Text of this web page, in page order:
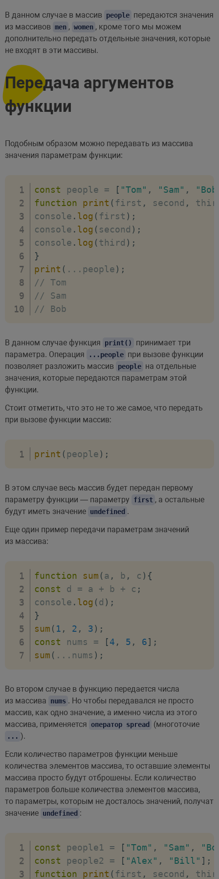
В данном случае в массив people передаются значения
из массивов men , women , кроме того мы можем
дополнительно передать отдельные значения, которые
не входят в эти массивы.
Передача аргументов
функции
Подобным образом можно передавать из массива
значения параметрам функции:
const people = [ "Tom" , "Sam" ,
function
print ( first , second ,
console . log ( first ) ;
console . log ( second ) ;
console . log (third ) ;
}
print ( ... people) ;
// Tom
// Sam
// Bob
В данном случае функция print()
принимает три
параметра. Операция
...people при вызове функции
позволяет разложить массив people на отдельные
значения, которые передаются параметрам этой
функции.
Стоит отметить, что это не то же самое, что передать
при вызове функции массив:
print ( people) ;
В этом случае весь массив будет передан первому
параметру функции — параметру
first , а остальные
будут иметь значение undefined .
Еще один пример передачи параметрам значений
из массива:
function sum (a , b , c ) {
const d = a + b + c ;
console . log (d ) ;
}
sum ( 1 , 2 , 3) ;
const nums = [4 , 5 , 6] ;
sum ( ... nums ) ;
Во втором случае в функцию передается числа
из массива
nums . Но чтобы передавался не просто
массив, как одно значение, а именно числа из этого
массива, применяется оператор spread (многоточие
... ).
Если количество параметров функции меньше
количества элементов массива, то оставшие элементы
массива просто будут отброшены. Если количество
параметров больше количества элементов массива,
то параметры, которым не досталось значений, получат
значение undefined :
const people1 = [ "Tom" , "Sam" ,
const people2 = [ "Alex" , "Bill" ] ;
function
print ( first , second ,